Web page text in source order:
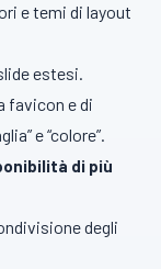
e temi di layout
estesi.
favicon e di
e “colore”.
di più
degli